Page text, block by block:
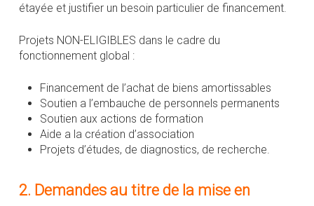
étayée et justifier un besoin particulier de financement.
Projets NON-ELIGIBLES dans le cadre du
fonctionnement global :
Financement de l’achat de biens amortissables
Soutien a l’embauche de personnels permanents
Soutien aux actions de formation
Aide a la création d’association
Projets d’études, de diagnostics, de recherche.
2. Demandes au titre de la mise en